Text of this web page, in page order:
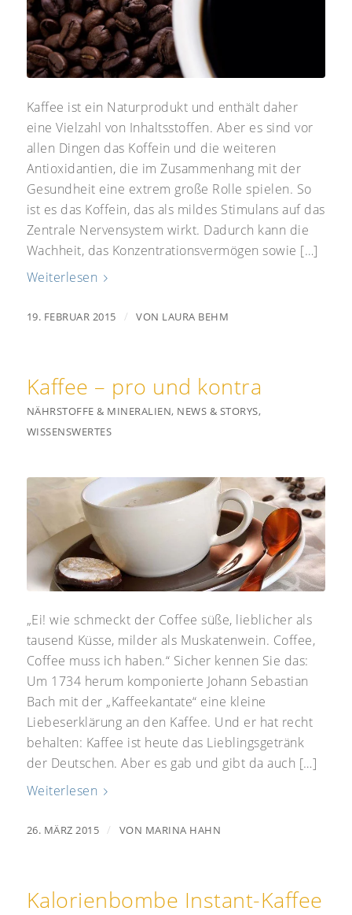
Kaffee ist ein Naturprodukt und enthält daher
eine Vielzahl von Inhaltsstoffen. Aber es sind vor
allen Dingen das Koffein und die weiteren
Antioxidantien, die im Zusammenhang mit der
Gesundheit eine extrem große Rolle spielen. So
ist es das Koffein, das als mildes Stimulans auf das
Zentrale Nervensystem wirkt. Dadurch kann die
Wachheit, das Konzentrationsvermögen sowie […]
Weiterlesen
19. FEBRUAR 2015 / VON LAURA BEHM
Kaffee – pro und kontra
NÄHRSTOFFE & MINERALIEN, NEWS & STORYS,
WISSENSWERTES
„Ei! wie schmeckt der Coffee süße, lieblicher als
tausend Küsse, milder als Muskatenwein. Coffee,
Coffee muss ich haben.“ Sicher kennen Sie das:
Um 1734 herum komponierte Johann Sebastian
Bach mit der „Kaffeekantate“ eine kleine
Liebeserklärung an den Kaffee. Und er hat recht
behalten: Kaffee ist heute das Lieblingsgetränk
der Deutschen. Aber es gab und gibt da auch […]
Weiterlesen
26. MÄRZ 2015 / VON MARINA HAHN
Kalorienbombe Instant-Kaffee